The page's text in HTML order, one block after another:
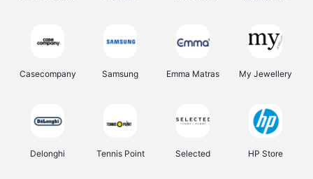
Casecompany Samsung Emma Matras My Jewellery
Delonghi Tennis Point Selected HP Store